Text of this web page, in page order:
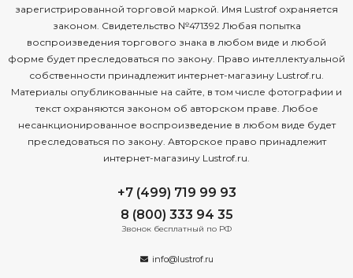
зарегистрированной торговой маркой. Имя Lustrof охраняется
законом. Свидетельство №471392 Любая попытка
воспроизведения торгового знака в любом виде и любой
форме будет преследоваться по закону. Право интеллектуальной
собственности принадлежит интернет-магазину Lustrof.ru.
Материалы опубликованные на сайте, в том числе фотографии и
текст охраняются законом об авторском праве. Любое
несанкционированное воспроизведение в любом виде будет
преследоваться по закону. Авторское право принадлежит
интернет-магазину Lustrof.ru.
+7 (499) 719 99 93
8 (800) 333 94 35
Звонок бесплатный по РФ
info@lustrof.ru